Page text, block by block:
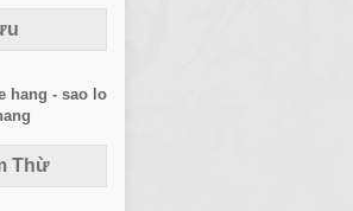
Thừ